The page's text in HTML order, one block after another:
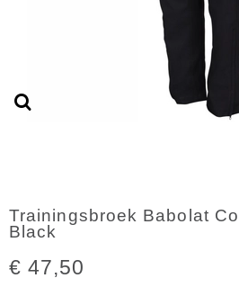
Trainingsbroek Babolat
Black
€ 47,50